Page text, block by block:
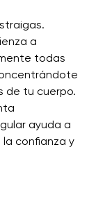
a
todas
de tu cuerpo.
ayuda a
confianza y